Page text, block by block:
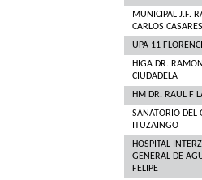
MUNICIPAL J.F.
CARLOS CASARES
UPA 11
HIGA DR.
CIUDADELA
HM DR. RAUL F
SANATORIO DEL
ITUZAINGO
HOSPITAL
GENERAL DE
FELIPE